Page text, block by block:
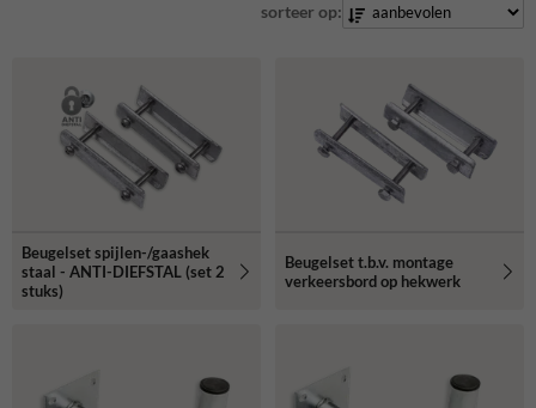
sorteer op:
Beugelset spijlen-/gaashek
staal - ANTI-DIEFSTAL (set 2
stuks)
Beugelset t.b.v. montage
verkeersbord op hekwerk